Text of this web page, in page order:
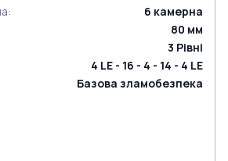
: 6 камерна
80 мм
3 Рівні
4 LE - 16 - 4 - 14 - 4 LE
Базова зламобезпека